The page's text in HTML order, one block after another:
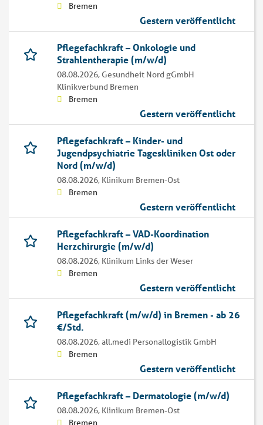
Bremen
Gestern veröffentlicht
Pflegefachkraft – Onkologie und
Strahlentherapie (m/w/d)
08.08.2026, Gesundheit Nord gGmbH
Klinikverbund Bremen
Bremen
Gestern veröffentlicht
Pflegefachkraft – Kinder- und
Jugendpsychiatrie Tageskliniken Ost oder
Nord (m/w/d)
08.08.2026, Klinikum Bremen-Ost
Bremen
Gestern veröffentlicht
Pflegefachkraft – VAD-Koordination
Herzchirurgie (m/w/d)
08.08.2026, Klinikum Links der Weser
Bremen
Gestern veröffentlicht
Pflegefachkraft (m/w/d) in Bremen - ab 26
€/Std.
08.08.2026,all.medi Personallogistik GmbH
Bremen
Gestern veröffentlicht
Pflegefachkraft – Dermatologie (m/w/d)
08.08.2026, Klinikum Bremen-Ost
Bremen